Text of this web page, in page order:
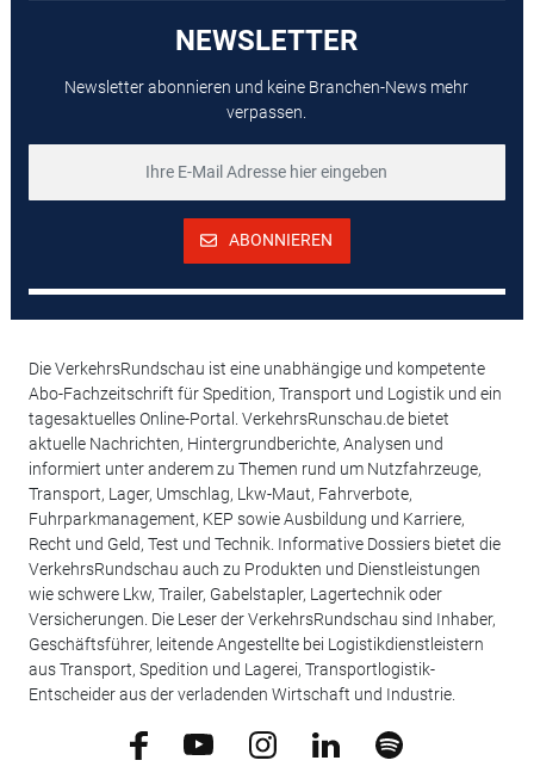
NEWSLETTER
Newsletter abonnieren und keine Branchen-News mehr
verpassen.
ABONNIEREN
Die VerkehrsRundschau ist eine unabhängige und kompetente
Abo-Fachzeitschrift für Spedition, Transport und Logistik und ein
tagesaktuelles Online-Portal. VerkehrsRunschau.de bietet
aktuelle Nachrichten, Hintergrundberichte, Analysen und
informiert unter anderem zu Themen rund um Nutzfahrzeuge,
Transport, Lager, Umschlag, Lkw-Maut, Fahrverbote,
Fuhrparkmanagement, KEP sowie Ausbildung und Karriere,
Recht und Geld, Test und Technik. Informative Dossiers bietet die
VerkehrsRundschau auch zu Produkten und Dienstleistungen
wie schwere Lkw, Trailer, Gabelstapler, Lagertechnik oder
Versicherungen. Die Leser der VerkehrsRundschau sind Inhaber,
Geschäftsführer, leitende Angestellte bei Logistikdienstleistern
aus Transport, Spedition und Lagerei, Transportlogistik-
Entscheider aus der verladenden Wirtschaft und Industrie.